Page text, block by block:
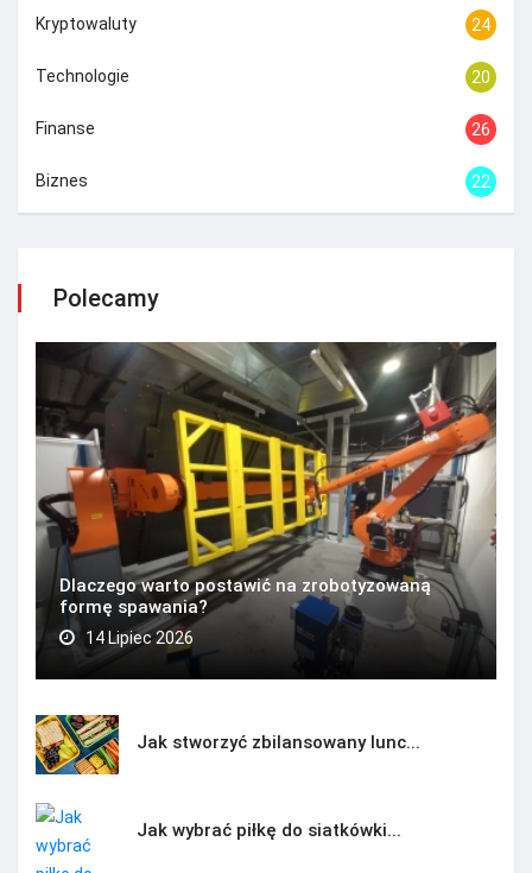
Kryptowaluty 24
Technologie 20
Finanse 26
Biznes 22
Polecamy
Dlaczego warto postawić na zrobotyzowaną
formę spawania?
14 Lipiec 2026
Jak stworzyć zbilansowany lunc...
Jak wybrać piłkę do siatkówki...